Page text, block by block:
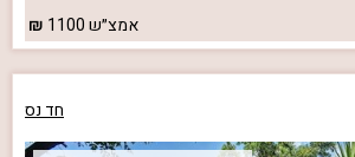
אמצ״ש1100
חד נס